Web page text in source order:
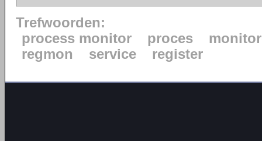
Trefwoorden:
process monitor
proces
regmon
service register